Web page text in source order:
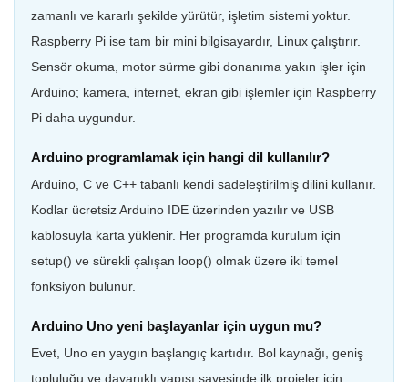
zamanlı ve kararlı şekilde yürütür, işletim sistemi yoktur.
Raspberry Pi ise tam bir mini bilgisayardır, Linux çalıştırır.
Sensör okuma, motor sürme gibi donanıma yakın işler için
Arduino; kamera, internet, ekran gibi işlemler için Raspberry
Pi daha uygundur.
Arduino programlamak için hangi dil kullanılır?
Arduino, C ve C++ tabanlı kendi sadeleştirilmiş dilini kullanır.
Kodlar ücretsiz Arduino IDE üzerinden yazılır ve USB
kablosuyla karta yüklenir. Her programda kurulum için
setup() ve sürekli çalışan loop() olmak üzere iki temel
fonksiyon bulunur.
Arduino Uno yeni başlayanlar için uygun mu?
Evet, Uno en yaygın başlangıç kartıdır. Bol kaynağı, geniş
topluluğu ve dayanıklı yapısı sayesinde ilk projeler için